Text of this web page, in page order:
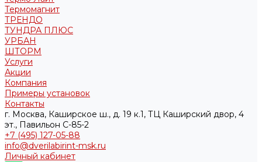
Термомагнит
ТРЕНДО
ТУНДРА ПЛЮС
УРБАН
ШТОРМ
Услуги
Акции
Компания
Примеры установок
Контакты
г. Москва, Каширское ш., д. 19 к.1, ТЦ Каширский двор, 4
эт., Павильон C-85-2
+7 (495) 127-05-88‬
info@dverilabirint-msk.ru
Личный кабинет